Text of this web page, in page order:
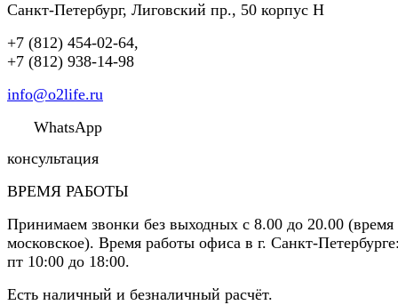
Санкт-Петербург, Лиговский пр., 50 корпус Н
+7 (812) 454-02-64,
+7 (812) 938-14-98
info@o2life.ru
WhatsApp
консультация
ВРЕМЯ РАБОТЫ
Принимаем звонки без выходных с 8.00 до 20.00 (время
московское). Время работы офиса в г. Санкт-
пт 10:00 до 18:00.
Есть наличный и безналичный расчёт.